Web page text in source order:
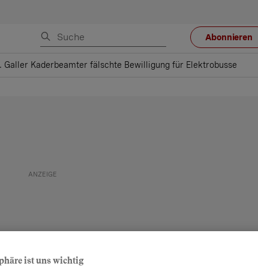
Abonnieren
Galler Kaderbeamter fälschte Bewilligung für Elektrobusse
ist uns wichtig